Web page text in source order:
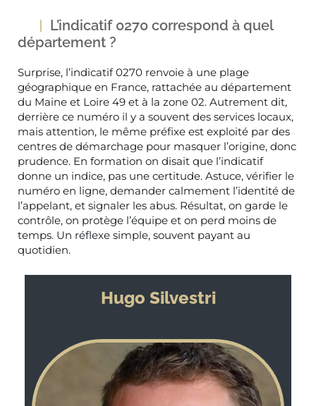
L’indicatif 0270 correspond à quel
département ?
Surprise, l’indicatif 0270 renvoie à une plage
géographique en France, rattachée au département
du Maine et Loire 49 et à la zone 02. Autrement dit,
derrière ce numéro il y a souvent des services locaux,
mais attention, le même préfixe est exploité par des
centres de démarchage pour masquer l’origine, donc
prudence. En formation on disait que l’indicatif
donne un indice, pas une certitude. Astuce, vérifier le
numéro en ligne, demander calmement l’identité de
l’appelant, et signaler les abus. Résultat, on garde le
contrôle, on protège l’équipe et on perd moins de
temps. Un réflexe simple, souvent payant au
quotidien.
Hugo Silvestri